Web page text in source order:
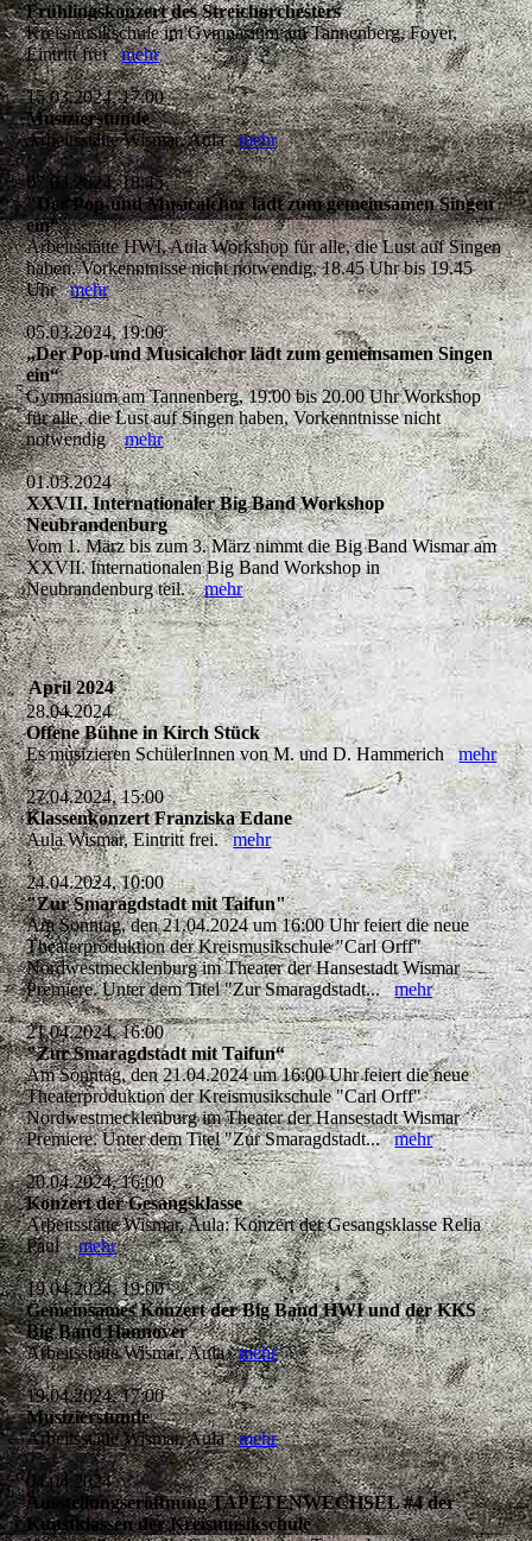
Frühlingskonzert des Streichorchesters
Kreismusikschule im Gymnasium am Tannenberg, Foyer,
Eintritt freimehr
15.03.2024, 17:00
Musizierstunde
Arbeitsstätte Wismar, Aulamehr
07.03.2024, 18:45
"Der Pop-und Musicalchor lädt zum gemeinsamen Singen
ein“
Arbeitsstätte HWI, Aula Workshop für alle, die Lust auf Singen
haben, Vorkenntnisse nicht notwendig, 18.45 Uhr bis 19.45
Uhrmehr
05.03.2024, 19:00
„Der Pop-und Musicalchor lädt zum gemeinsamen Singen
ein“
Gymnasium am Tannenberg, 19.00 bis 20.00 Uhr Workshop
für alle, die Lust auf Singen haben, Vorkenntnisse nicht
notwendigmehr
01.03.2024
XXVII. Internationaler Big Band Workshop
Neubrandenburg
Vom 1. März bis zum 3. März nimmt die Big Band Wismar am
XXVII. Internationalen Big Band Workshop in
Neubrandenburg teil.mehr
April 2024
28.04.2024
Offene Bühne in Kirch Stück
Es musizieren SchülerInnen von M. und D. Hammerichmehr
27.04.2024, 15:00
Klassenkonzert Franziska Edane
Aula Wismar, Eintritt frei.mehr
24.04.2024, 10:00
"Zur Smaragdstadt mit Taifun"
Am Sonntag, den 21.04.2024 um 16:00 Uhr feiert die neue
Theaterproduktion der Kreismusikschule "Carl Orff"
Nordwestmecklenburg im Theater der Hansestadt Wismar
Premiere. Unter dem Titel "Zur Smaragdstadt...mehr
21.04.2024, 16:00
"Zur Smaragdstadt mit Taifun“
Am Sonntag, den 21.04.2024 um 16:00 Uhr feiert die neue
Theaterproduktion der Kreismusikschule "Carl Orff"
Nordwestmecklenburg im Theater der Hansestadt Wismar
Premiere. Unter dem Titel "Zur Smaragdstadt...mehr
20.04.2024, 16:00
Konzert der Gesangsklasse
Arbeitsstätte Wismar, Aula: Konzert der Gesangsklasse Relia
Paulmehr
19.04.2024, 19:00
Gemeinsames Konzert der Big Band HWI und der KKS
Big Band Hannover
Arbeitsstätte Wismar, Aulamehr
19.04.2024, 17:00
Musizierstunde
Arbeitsstätte Wismar, Aulamehr
04.04.2024
Ausstellungseröffnung TAPETENWECHSEL #4 der
Kunstklassen der Kreismusikschule